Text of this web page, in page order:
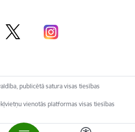
publicētā satura visas tiesības
vienotās platformas visas tiesības